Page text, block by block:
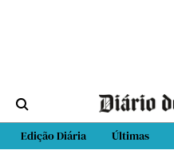
Edição Diária Últimas